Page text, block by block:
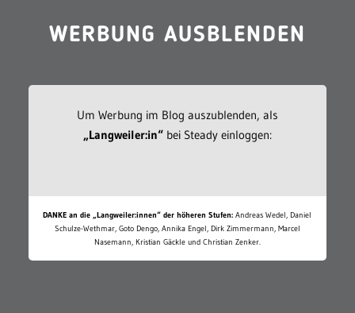
WERBUNG AUSBLENDEN
Um Werbung im Blog auszublenden, als
„Langweiler:in“bei Steady einloggen:
DANKE an die „Langweiler:innen“ der höheren Stufen: Andreas Wedel, Daniel
Schulze-Wethmar, Goto Dengo, Annika Engel, Dirk Zimmermann, Marcel
Nasemann, Kristian Gäckle und Christian Zenker.